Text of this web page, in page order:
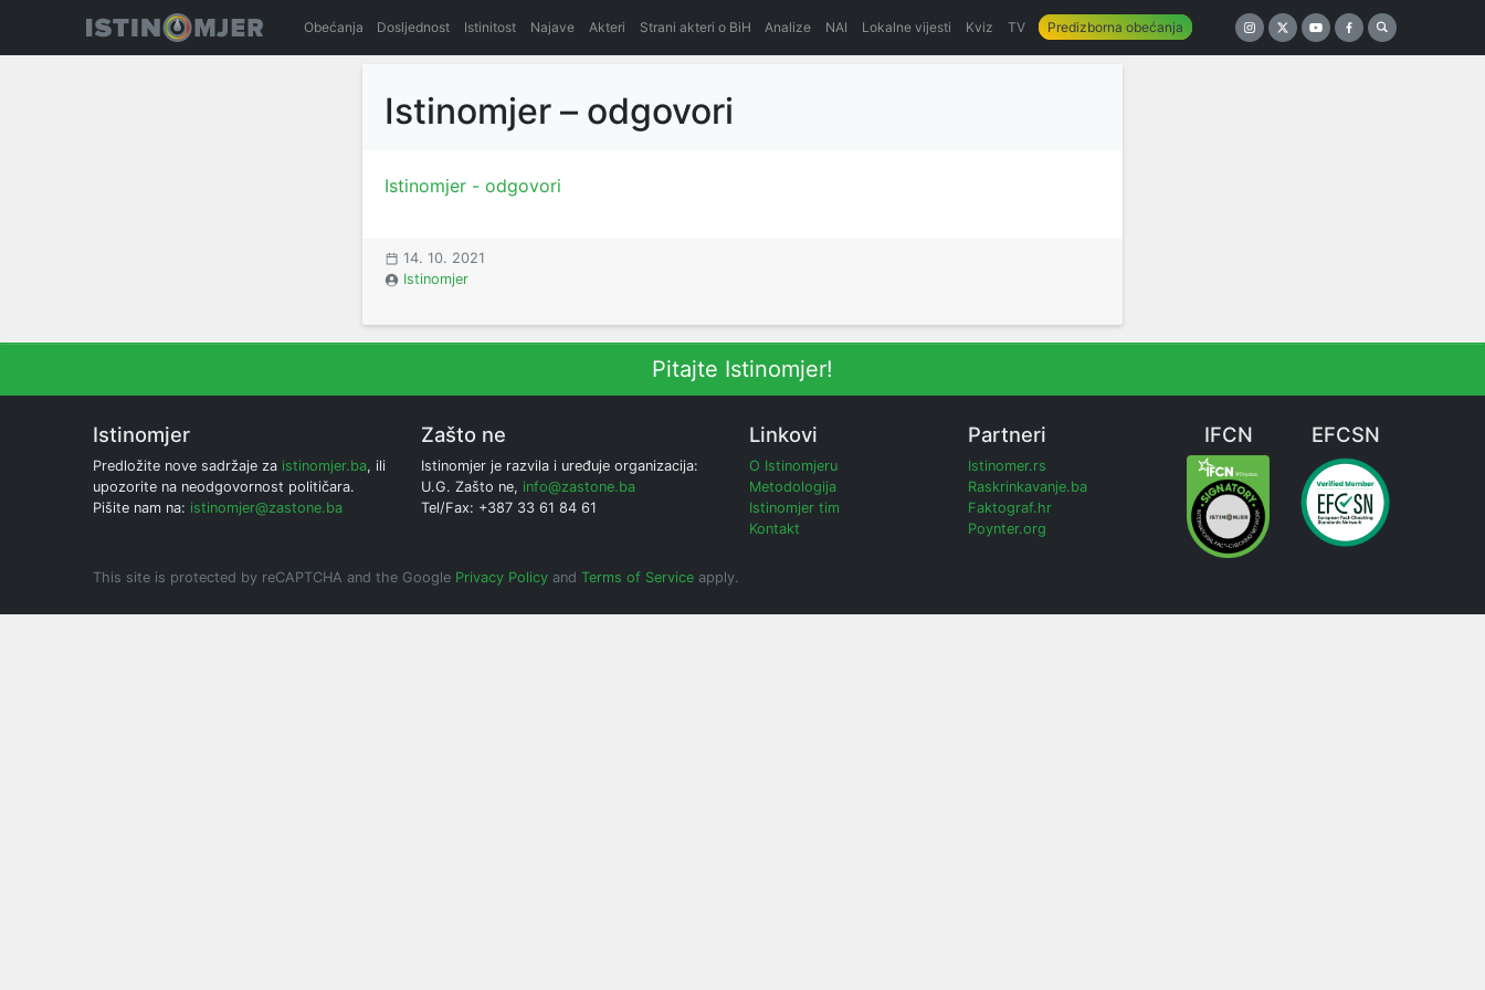
Obećanja Dosljednost Istinitost Najave Akteri Strani akteri o BiH Analize NAI Lokalne vijesti Kviz TV Predizborna obećanja
Istinomjer – odgovori
Istinomjer - odgovori
14. 10. 2021
Istinomjer
Pitajte Istinomjer!
Istinomjer
Predložite nove sadržaje za istinomjer.ba, ili
upozorite na neodgovornost političara.
Pišite nam na: istinomjer@zastone.ba
Zašto ne
Istinomjer je razvila i uređuje organizacija:
U.G. Zašto ne, info@zastone.ba
Tel/Fax: +387 33 61 84 61
Linkovi
O Istinomjeru
Metodologija
Istinomjer tim
Kontakt
Partneri
Istinomer.rs
Raskrinkavanje.ba
Faktograf.hr
Poynter.org
IFCN EFCSN
This site is protected by reCAPTCHA and the Google Privacy Policy and Terms of Service apply.